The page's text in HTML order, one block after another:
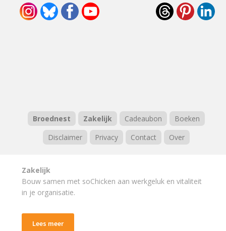
Broednest Zakelijk Cadeaubon
Boeken
Disclaimer
Privacy Contact Over
Zakelijk
Bouw samen met soChicken aan werkgeluk en vitaliteit
in je organisatie.
Lees meer